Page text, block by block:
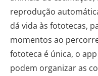
reprodução
dá vida às fototecas,
momentos ao
fototeca é única, o
podem organizar as